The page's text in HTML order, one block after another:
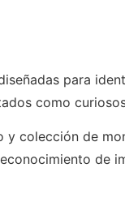
para
como
y colección de
de